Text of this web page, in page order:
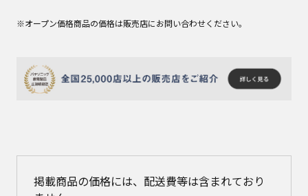
※オープン価格商品の価格は販売店にお問い合わせください。
掲載商品の価格には、配送費等は含まれており